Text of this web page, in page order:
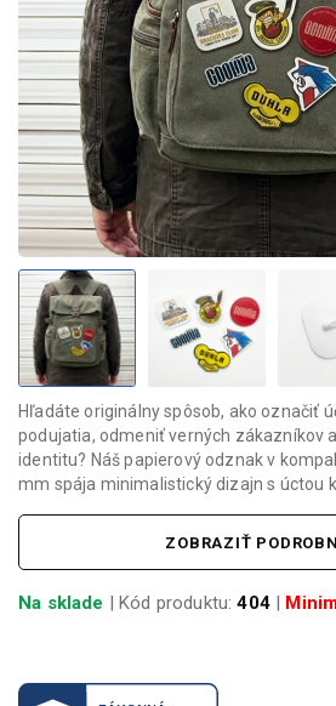
Hľadáte originálny spôsob, ako označiť
podujatia, odmeniť verných zákazníkov
identitu? Náš papierový odznak v
mm spája minimalistický dizajn s úctou k
ZOBRAZIŤ
Na sklade | Kód produktu:404|